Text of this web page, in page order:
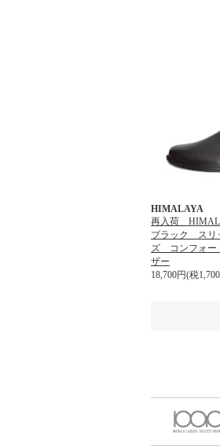
HIMALAYA
再入荷
ブラック スリ
ズ コンフォー
ザー
18,700円(税